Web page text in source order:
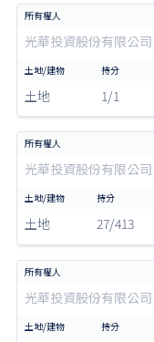
光華投資股份有限公司
土地 1/1
光華投資股份有限公司
土地 27/413
光華投資股份有限公司